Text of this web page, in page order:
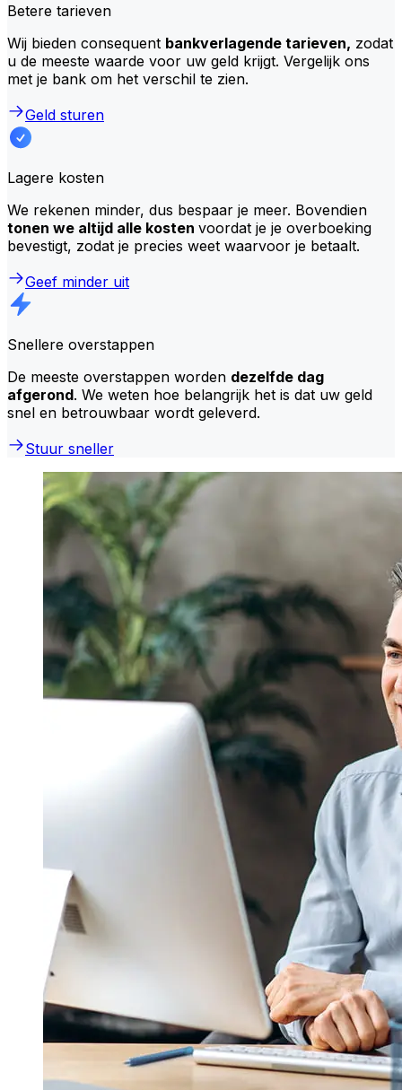
Betere tarieven
Wij bieden consequent bankverlagende tarieven, zodat
u de meeste waarde voor uw geld krijgt. Vergelijk ons
met je bank om het verschil te zien.
Geld sturen
Lagere kosten
We rekenen minder, dus bespaar je meer. Bovendien
tonen we altijd alle kosten voordat je je overboeking
bevestigt, zodat je precies weet waarvoor je betaalt.
Geef minder uit
Snellere overstappen
De meeste overstappen worden dezelfde dag
afgerond. We weten hoe belangrijk het is dat uw geld
snel en betrouwbaar wordt geleverd.
Stuur sneller